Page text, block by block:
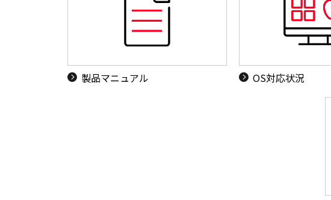
製品マニュアル OS対応状況